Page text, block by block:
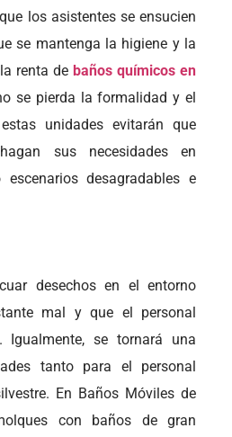
los asistentes se ensucien
se mantenga la higiene y la
renta de baños químicos en
se pierda la formalidad y el
unidades evitarán que
sus necesidades en
escenarios desagradables e
desechos en el entorno
mal y que el personal
se tornará una
tanto para el personal
En Baños Móviles de
con baños de gran